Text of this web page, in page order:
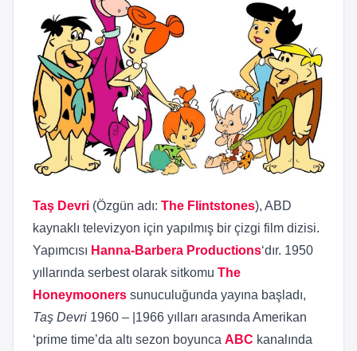
Taş Devri (Özgün adı: The Flintstones), ABD
kaynaklı televizyon için yapılmış bir çizgi film dizisi.
Yapımcısı Hanna-Barbera Productions‘dır. 1950
yıllarında serbest olarak sitkomu The
Honeymooners sunuculuğunda yayına başladı,
Taş Devri 1960 – |1966 yılları arasında Amerikan
‘prime time’da altı sezon boyunca ABC kanalında